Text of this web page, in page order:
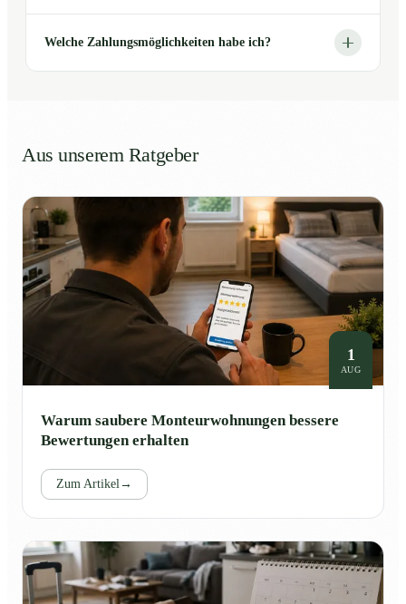
Welche Zahlungsmöglichkeiten habe ich?
Aus unserem Ratgeber
1
AUG
Warum saubere Monteurwohnungen bessere
Bewertungen erhalten
Zum Artikel→